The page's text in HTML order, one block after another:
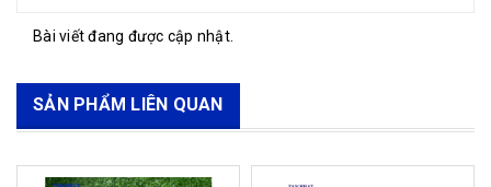
Bài viết đang được cập nhật.
SẢN PHẨM LIÊN QUAN